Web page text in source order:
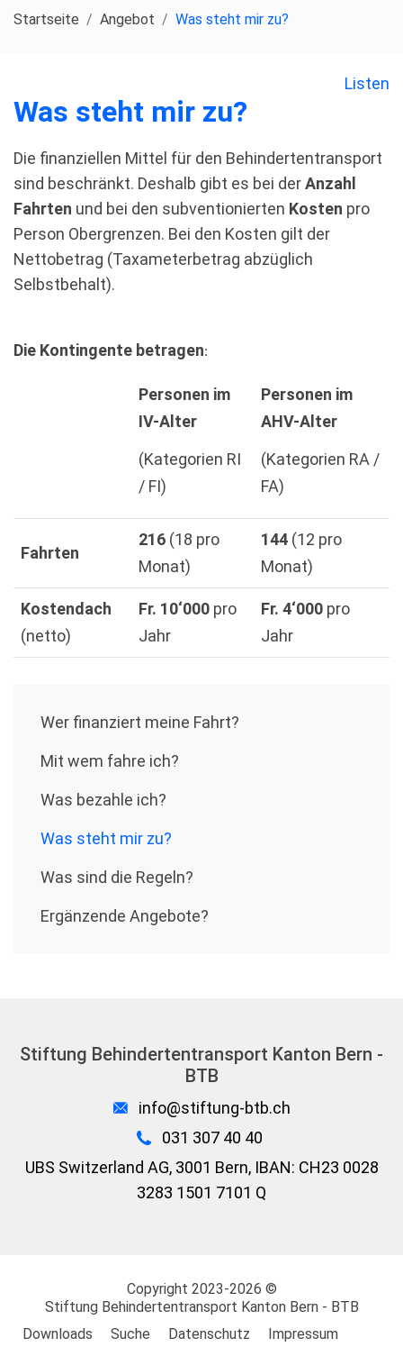
Startseite Angebot Was steht mir zu?
Listen
Was steht mir zu?
Die finanziellen Mittel für den Behindertentransport
sind beschränkt. Deshalb gibt es bei derAnzahl
Fahrten und bei den subventionierten Kosten pro
Person Obergrenzen. Bei den Kosten gilt der
Nettobetrag (Taxameterbetrag abzüglich
Selbstbehalt).
Die Kontingente betragen:
Personen im
IV-Alter
(Kategorien RI
/ FI)
Personen im
AHV-Alter
(Kategorien RA /
FA)
Fahrten
216 (18 pro
Monat)
144 (12 pro
Monat)
Kostendach
(netto)
Fr. 10‘000 pro
Jahr
Fr. 4‘000 pro
Jahr
Wer ﬁnanziert meine Fahrt?
Mit wem fahre ich?
Was bezahle ich?
Was steht mir zu?
Was sind die Regeln?
Ergänzende Angebote?
Stiftung Behindertentransport Kanton Bern -
BTB
info@stiftung-btb.ch
031 307 40 40
UBS Switzerland AG, 3001 Bern, IBAN: CH23 0028
3283 1501 7101 Q
Copyright 2023-2026 ©
Stiftung Behindertentransport Kanton Bern - BTB
Downloads
Suche Datenschutz Impressum